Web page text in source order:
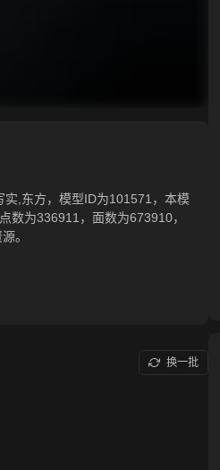
实,东方，模型ID为101571，本模
数为336911，面数为673910，
。
换一批